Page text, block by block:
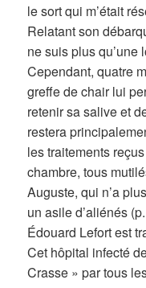
le sort qui m’était
Relatant son
ne suis plus qu’une
Cependant, quatre
greffe de chair lui
retenir sa salive et
restera
les traitements
chambre, tous
Auguste, qui n’a
un asile d’aliénés
Édouard Lefort est
Cet hôpital infecté
Crasse » par tous